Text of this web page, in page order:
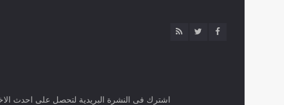
اشترك فى النشرة البريدية لتحصل على احدث